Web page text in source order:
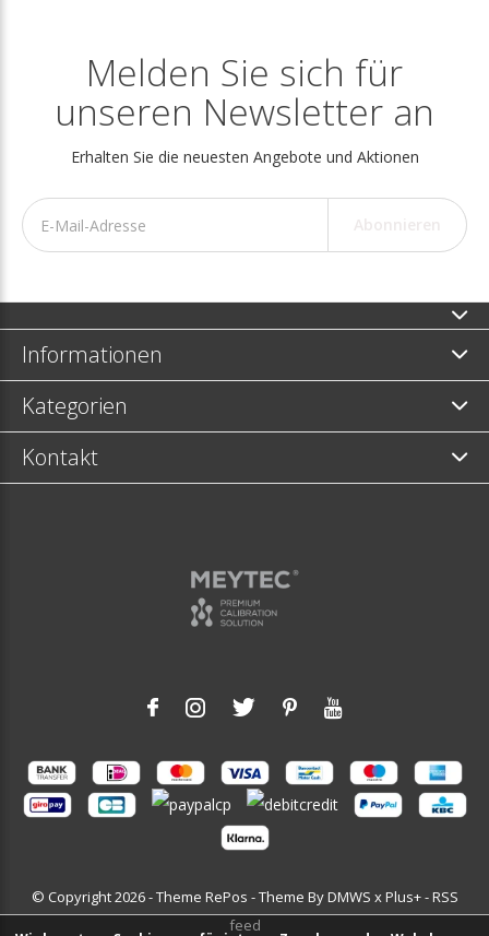
Melden Sie sich für
unseren Newsletter an
Erhalten Sie die neuesten Angebote und Aktionen
Informationen
Kategorien
Kontakt
© Copyright2026- Theme RePos - Theme ByDMWS xPlus+-RSS
feed